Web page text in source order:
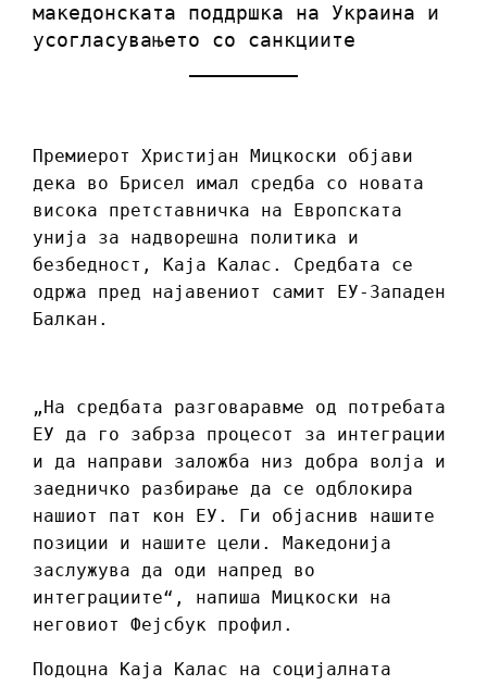
македонската поддршка на Украина и
усогласувањето со санкциите
Премиерот Христијан Мицкоски објави
дека во Брисел имал средба со новата
висока претставничка на Европската
унија за надворешна политика и
безбедност, Каја Калас. Средбата се
одржа пред најавениот самит ЕУ-Западен
Балкан.
„На средбата разговаравме од потребата
ЕУ да го забрза процесот за интеграции
и да направи заложба низ добра волја и
заедничко разбирање да се одблокира
нашиот пат кон ЕУ. Ги објаснив нашите
позиции и нашите цели. Македонија
заслужува да оди напред во
интеграциите“, напиша Мицкоски на
неговиот Фејсбук профил.
Подоцна Каја Калас на социјалната